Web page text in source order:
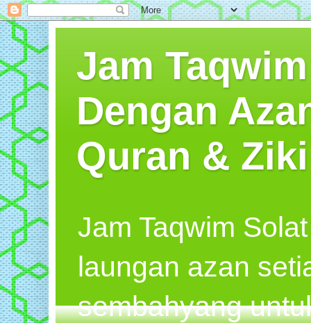
Jam
Dengan
Quran &
Jam Taqwim
laungan azan
sembahyang